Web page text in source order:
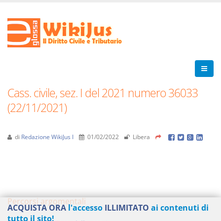
Cass. civile, sez. I del 2021 numero 36033
(22/11/2021)
di Redazione WikiJus I 01/02/2022 Libera
Percorsi argomentali
ACQUISTA ORAl'accesso ILLIMITATO ai contenuti di
tutto il sito!